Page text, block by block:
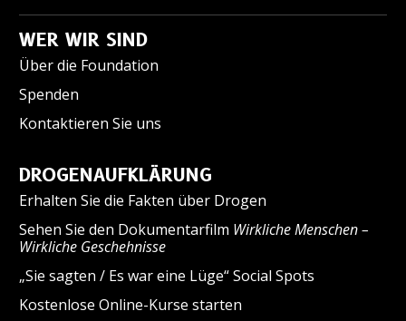
WER WIR SIND
Über die Foundation
Spenden
Kontaktieren Sie uns
DROGENAUFKLÄRUNG
Erhalten Sie die Fakten über Drogen
Sehen Sie den Dokumentarfilm Wirkliche Menschen –
Wirkliche Geschehnisse
„Sie sagten / Es war eine Lüge“ Social Spots
Kostenlose Online-Kurse starten